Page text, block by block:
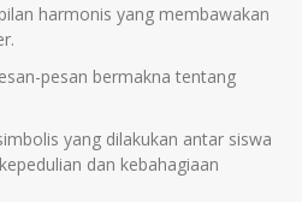
harmonis yang membawakan
pesan bermakna tentang
yang dilakukan antar siswa
dan kebahagiaan